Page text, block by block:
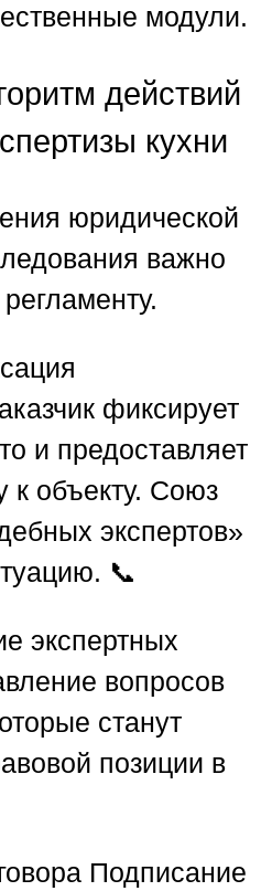
модули.
действий
кухни
юридической
важно
фиксирует
и предоставляет
к объекту. Союз
экспертов»
📞
экспертных
вопросов
станут
позиции в
Подписание